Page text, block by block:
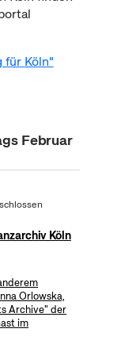
für Köln"
Februar
Köln
Orlowska,
Archive" der
im